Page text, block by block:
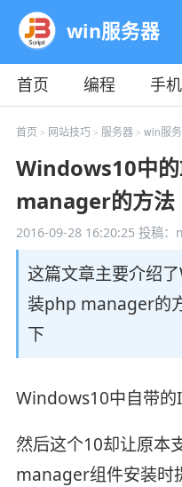
win服务器
首页 编程 手机
教程
平面 服务
首页 > 网站技巧 > 服务器> win服
Windows10中
manager的方法
2016-09-28 16:20:25投稿：
这篇文章主要介绍
装php manager的
下
Windows10中自带的
然后这个10却让原本
manager组件安装时